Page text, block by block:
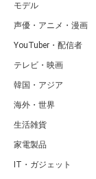
モデル
声優・アニメ・漫画
YouTuber・配信者
テレビ・映画
韓国・アジア
海外・世界
生活雑貨
家電製品
IT・ガジェット